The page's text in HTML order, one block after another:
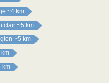
~4 km
~5 km
~5 km
km